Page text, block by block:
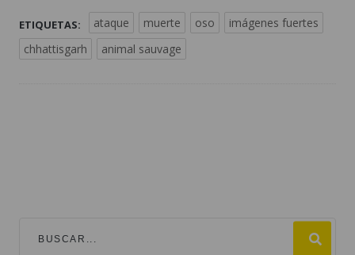
ETIQUETAS: ataque muerte oso
imágenes fuertes
chhattisgarh
animal sauvage